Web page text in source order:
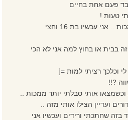
פעם אחת בחיים
טעות !
אני עכשיו בת 16 וחצי
בבית או בחוץ למה אני לא הכי
וכלכך רציתי למות =[
?!!
אותי סבלתי יותר ממכות ..
ועדיין הצילו אותי מזה ..
שחתכתי ורידים ועכשיו אני